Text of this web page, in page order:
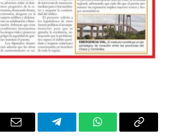
Email TelegramWhatsAppCopy